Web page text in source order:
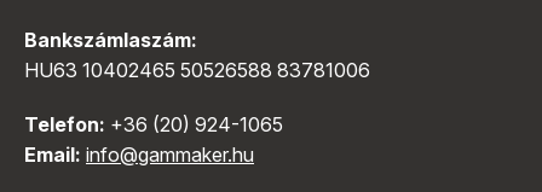
Bankszámlaszám:
HU63 10402465 50526588 83781006
Telefon: +36 (20) 924-1065
Email: info@gammaker.hu